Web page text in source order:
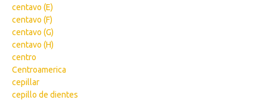
centavo (E)
centavo (F)
centavo (G)
centavo (H)
centro
Centroamerica
cepillar
cepillo de dientes